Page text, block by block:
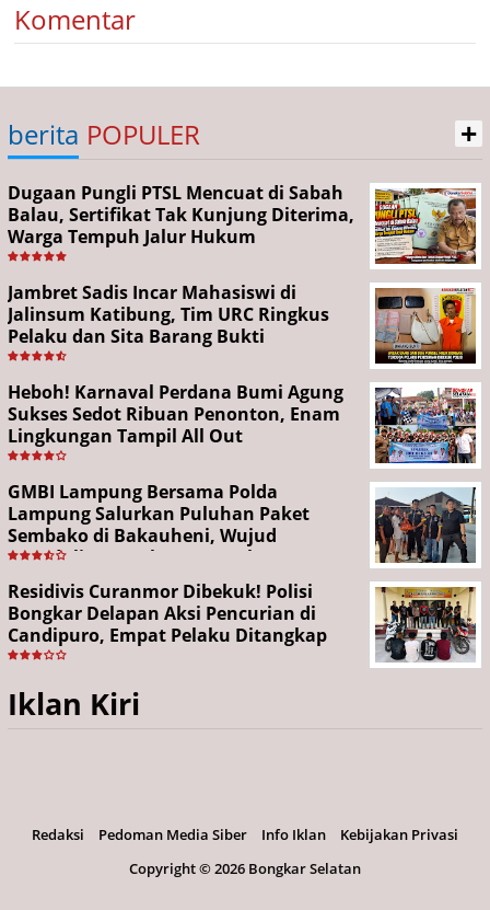
Komentar
berita POPULER +
Dugaan Pungli PTSL Mencuat di Sabah
Balau, Sertifikat Tak Kunjung Diterima,
Warga Tempuh Jalur Hukum
Jambret Sadis Incar Mahasiswi di
Jalinsum Katibung, Tim URC Ringkus
Pelaku dan Sita Barang Bukti
Heboh! Karnaval Perdana Bumi Agung
Sukses Sedot Ribuan Penonton, Enam
Lingkungan Tampil All Out
GMBI Lampung Bersama Polda
Lampung Salurkan Puluhan Paket
Sembako di Bakauheni, Wujud
Kepedulian Sambut HUT RI ke-81
Residivis Curanmor Dibekuk! Polisi
Bongkar Delapan Aksi Pencurian di
Candipuro, Empat Pelaku Ditangkap
Iklan Kiri
Redaksi Pedoman Media Siber Info Iklan
Kebijakan Privasi
Copyright ©2026 Bongkar Selatan